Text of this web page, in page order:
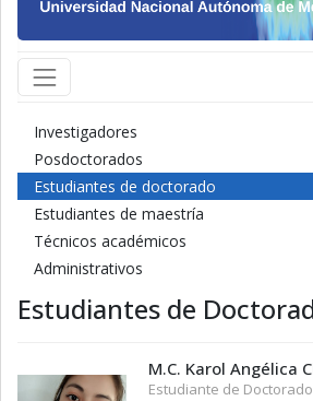
Investigadores
Posdoctorados
Estudiantes de doctorado
Estudiantes de maestría
Técnicos académicos
Administrativos
Estudiantes de
M.C. Karol Angélica
Estudiante de Doctorado